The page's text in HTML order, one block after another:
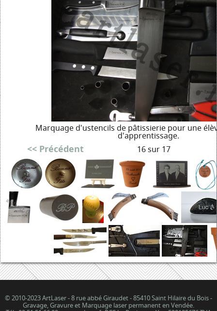
Marquage d'ustencils de pâtissierie pour une
d'apprentissage.
<< Précédent 16 sur 17
© 2010-2023 ArtLaser - 8 rue abbé Giraudet - 85410 Saint Hilaire du Bois -
Gravage, Gravure et Marquage laser permanent en Vendée.